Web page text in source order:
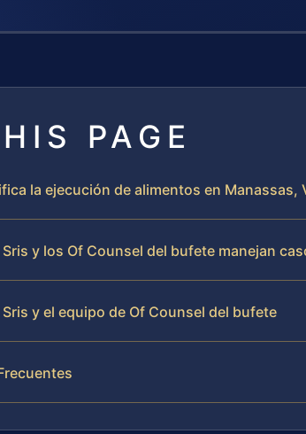
PAGE
la ejecución de alimentos en Manassas,
Sris y los Of Counsel del bufete manejan
Sris y el equipo de Of Counsel del bufete